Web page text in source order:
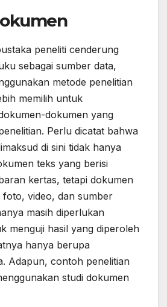
peneliti cenderung
sebagai sumber data,
metode penelitian
memilih untuk
dokumen yang
Perlu dicatat bahwa
di sini tidak hanya
teks yang berisi
kertas, tetapi dokumen
foto, video, dan sumber
masih diperlukan
menguji hasil yang diperoleh
hanya berupa
Adapun, contoh penelitian
studi dokumen